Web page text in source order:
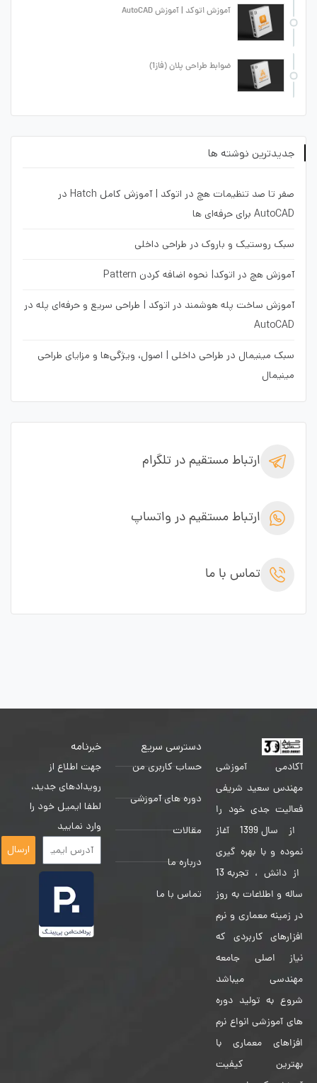
آموزش اتوکد | آموزش AutoCAD
ضوابط طراحی پلان (فاز1)
جدیدترین نوشته ها
صفر تا صد تنظیمات هچ در اتوکد | آموزش کامل Hatch در
AutoCAD برای حرفه‌ای ها
سبک روستیک و باروک در طراحی داخلی
آموزش هچ در اتوکد| نحوه اضافه کردن Pattern
آموزش ساخت پله هوشمند در اتوکد | طراحی سریع و حرفه‌ای پله در
AutoCAD
سبک مینیمال در طراحی داخلی | اصول، ویژگی‌ها و مزایای طراحی
مینیمال
ارتباط مستقیم در تلگرام
ارتباط مستقیم در واتساپ
تماس با ما
آکادمی آموزشی
مهندس سعید شریفی
فعالیت جدی خود را
از سال 1399 آغاز
نموده و با بهره گیری
از دانش ، تجربه 13
ساله و اطلاعات به روز
در زمینه معماری و نرم
افزارهای کاربردی که
نیاز اصلی جامعه
مهندسی میباشد
شروع به تولید دوره
های آموزشی انواع نرم
افزاهای معماری با
بهترین کیفیت
دسترسی سریع
حساب کاربری من
دوره های آموزشی
مقالات
درباره ما
تماس با ما
خبرنامه
جهت اطلاع از
رویدادهای جدید،
لطفا ایمیل خود را
وارد نمایید
ارسال